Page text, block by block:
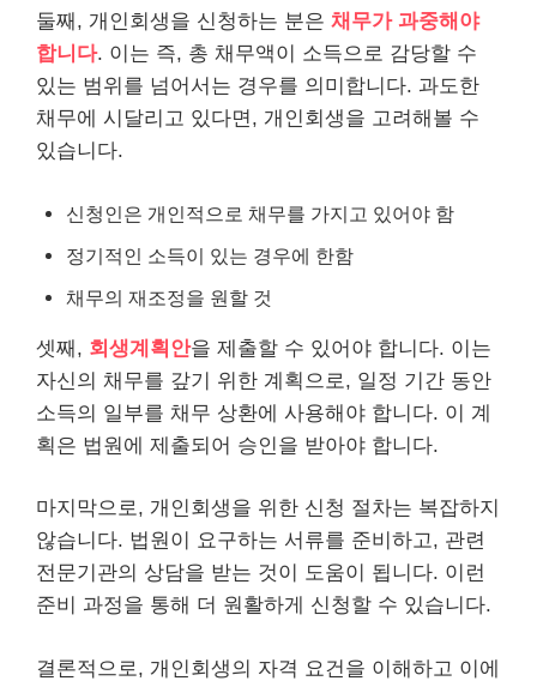
둘째, 개인회생을 신청하는 분은 채무가 과중해야
합니다. 이는 즉, 총 채무액이 소득으로 감당할 수
있는 범위를 넘어서는 경우를 의미합니다. 과도한
채무에 시달리고 있다면, 개인회생을 고려해볼 수
있습니다.
신청인은 개인적으로 채무를 가지고 있어야 함
정기적인 소득이 있는 경우에 한함
채무의 재조정을 원할 것
셋째, 회생계획안을 제출할 수 있어야 합니다. 이는
자신의 채무를 갚기 위한 계획으로, 일정 기간 동안
소득의 일부를 채무 상환에 사용해야 합니다. 이 계
획은 법원에 제출되어 승인을 받아야 합니다.
마지막으로, 개인회생을 위한 신청 절차는 복잡하지
않습니다. 법원이 요구하는 서류를 준비하고, 관련
전문기관의 상담을 받는 것이 도움이 됩니다. 이런
준비 과정을 통해 더 원활하게 신청할 수 있습니다.
결론적으로, 개인회생의 자격 요건을 이해하고 이에